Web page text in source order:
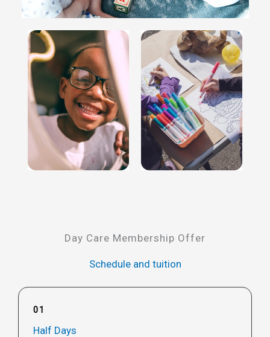
Day Care Membership Offer
Schedule and tuition
01
Half Days